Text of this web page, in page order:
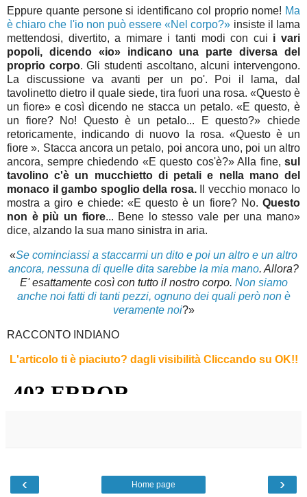
Eppure quante persone si identificano col proprio nome! Ma
è chiaro che l'io non può essere «Nel corpo?» insiste il lama
mettendosi, divertito, a mimare i tanti modi con cui i vari
popoli, dicendo «io» indicano una parte diversa del
proprio corpo. Gli studenti ascoltano, alcuni intervengono.
La discussione va avanti per un po'. Poi il lama, dal
tavolinetto dietro il quale siede, tira fuori una rosa. «Questo è
un fiore» e così dicendo ne stacca un petalo. «E questo, è
un fiore? No! Questo è un petalo... E questo?» chiede
retoricamente, indicando di nuovo la rosa. «Questo è un
fiore ». Stacca ancora un petalo, poi ancora uno, poi un altro
ancora, sempre chiedendo «E questo cos'è?» Alla fine, sul
tavolino c'è un mucchietto di petali e nella mano del
monaco il gambo spoglio della rosa.Il vecchio monaco lo
mostra a giro e chiede: «E questo è un fiore? No. Questo
non è più un fiore... Bene lo stesso vale per una mano»
dice, alzando la sua mano sinistra in aria.
«Se cominciassi a staccarmi un dito e poi un altro e un altro
ancora, nessuna di quelle dita sarebbe la mia mano. Allora?
E' esattamente così con tutto il nostro corpo. Non siamo
anche noi fatti di tanti pezzi, ognuno dei quali però non è
veramente noi?»
RACCONTO INDIANO
L'articolo ti è piaciuto? dagli visibilità Cliccando su OK!!
‹ ›
Home page